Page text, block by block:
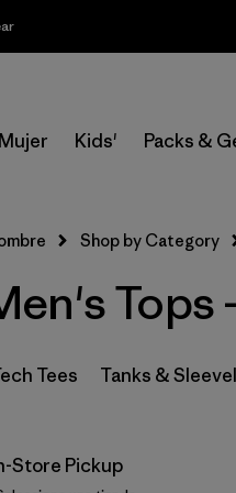
Mujer Kids' Packs &
Shop by Category
Tops
Tees Tanks &
Store Pickup